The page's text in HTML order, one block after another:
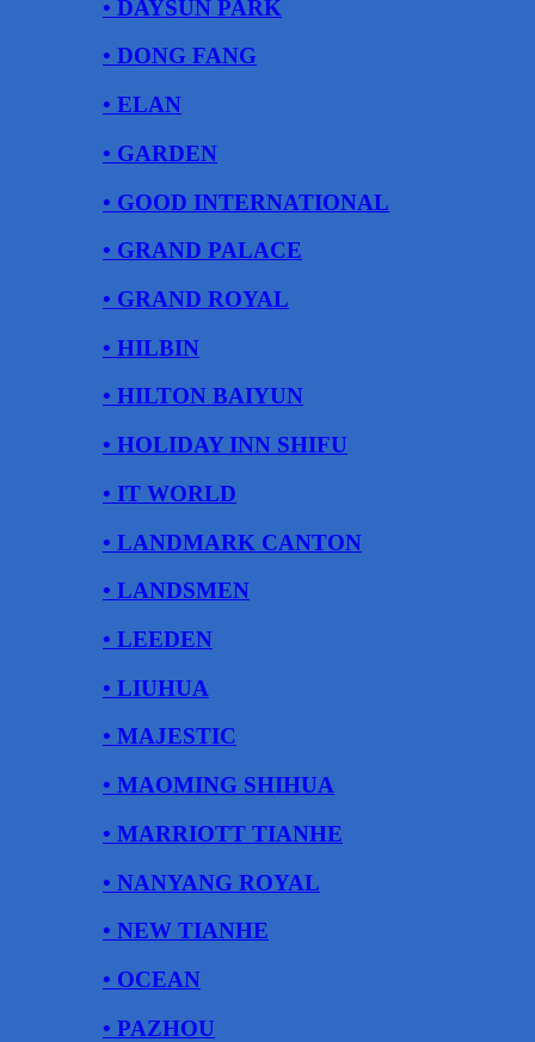
• DAYSUN PARK
• DONG FANG
• ELAN
• GARDEN
• GOOD INTERNATIONAL
• GRAND PALACE
• GRAND ROYAL
• HILBIN
• HILTON BAIYUN
• HOLIDAY INN SHIFU
• IT WORLD
• LANDMARK CANTON
• LANDSMEN
• LEEDEN
• LIUHUA
• MAJESTIC
• MAOMING SHIHUA
• MARRIOTT TIANHE
• NANYANG ROYAL
• NEW TIANHE
• OCEAN
• PAZHOU